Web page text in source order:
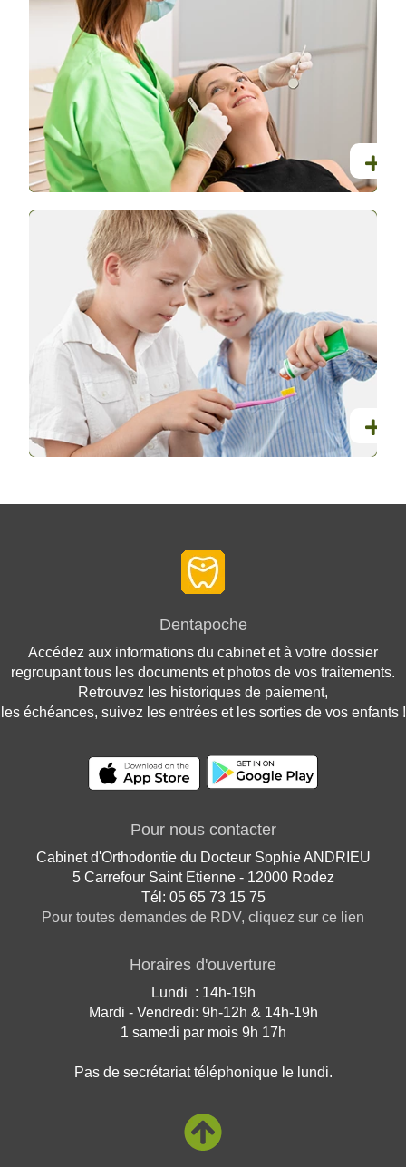
Dentapoche
Accédez aux informations du cabinet et à votre dossier
regroupant tous les documents et photos de vos traitements.
Retrouvez les historiques de paiement,
les échéances, suivez les entrées et les sorties de vos enfants !
Pour nous contacter
Cabinet d'Orthodontie du Docteur Sophie ANDRIEU
5 Carrefour Saint Etienne - 12000 Rodez
Tél: 05 65 73 15 75
Pour toutes demandes de RDV, cliquez sur ce lien
Horaires d'ouverture
Lundi : 14h-19h
Mardi - Vendredi: 9h-12h & 14h-19h
1 samedi par mois 9h 17h
Pas de secrétariat téléphonique le lundi.